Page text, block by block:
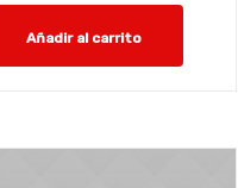
de 5
Añadir al carrito